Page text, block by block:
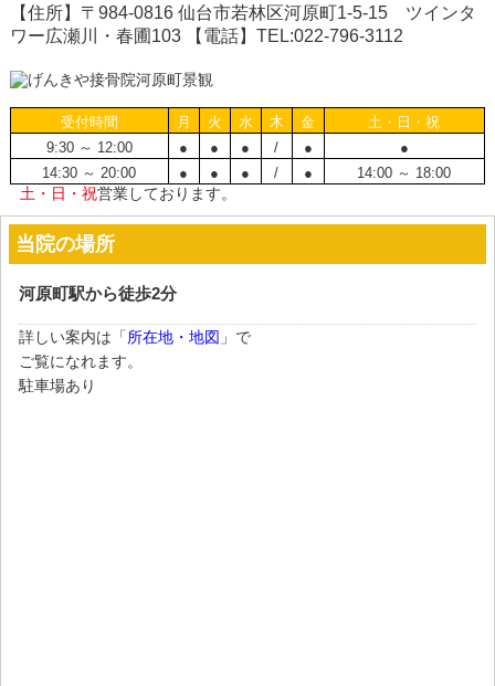
【住所】〒984-0816 仙台市若林区河原町1-5-15 ツインタ
ワー広瀬川・春圃103 【電話】TEL:022-796-3112
受付時間 月 火 水 木 金
土・日・祝
9:30 ～ 12:00
● ● ● / ●
●
14:30 ～ 20:00
● ● ● / ● 14:00 ～ 18:00
土・日・祝営業しております。
当院の場所
河原町駅から徒歩2分
詳しい案内は「所在地・地図 」で
ご覧になれます。
駐車場あり